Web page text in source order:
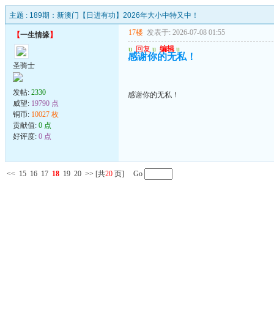
主题 : 189期：新澳门【日进有功】2026年大小中特又中！
【一生情缘】
圣骑士
发帖: 2330
威望: 19790 点
铜币: 10027 枚
贡献值: 0 点
好评度: 0 点
17楼 发表于: 2026-07-08 01:55
u 回复 u 编辑 u
感谢你的无私！
感谢你的无私！
<< 15 16 17 18 19 20 >> [共20 页] Go